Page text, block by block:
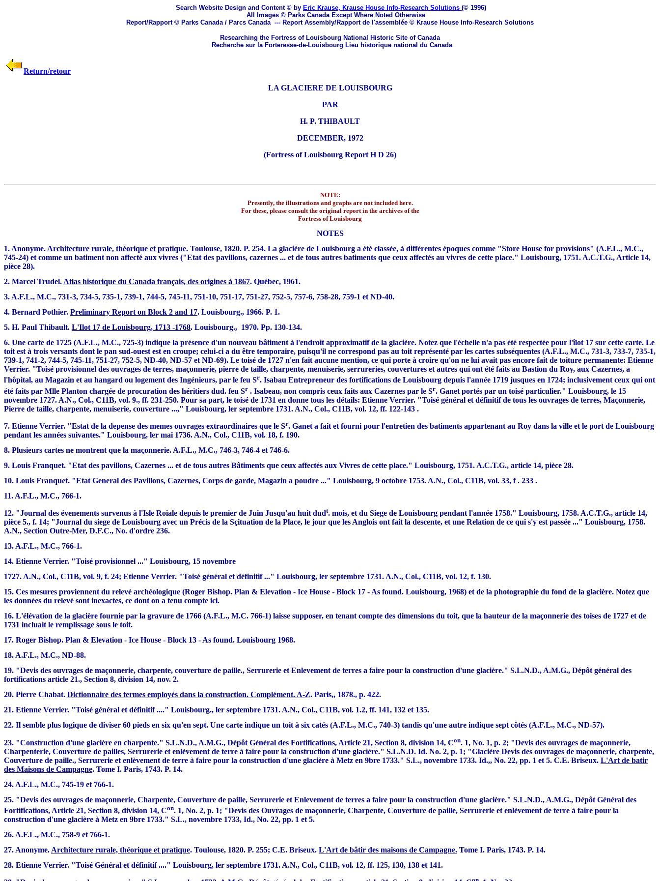
Search Website Design and Content © by Eric Krause, Krause House Info-Research Solutions (© 1996)
All Images © Parks Canada Except Where Noted Otherwise
Report/Rapport © Parks Canada / Parcs Canada --- Report Assembly/Rapport de l'assemblée © Krause House Info-Research Solutions
Researching the Fortress of Louisbourg National Historic Site of Canada
Recherche sur la Forteresse-de-Louisbourg Lieu historique national du Canada
Return/retour
LA GLACIERE DE LOUISBOURG
PAR
H. P. THIBAULT
DECEMBER, 1972
(Fortress of Louisbourg Report H D 26)
NOTE:
Presently, the illustrations and graphs are not included here.
For these, please consult the original report in the archives of the
Fortress of Louisbourg
NOTES
1. Anonyme. Architecture rurale, théorique et pratique. Toulouse, 1820. P. 254. La glacière de Louisbourg a été classée, à différentes époques comme "Store House for provisions" (A.F.L., M.C.,
745-24) et comme un batiment non affecté aux vivres ("Etat des pavillons, cazernes ... et de tous autres batiments que ceux affectés au vivres de cette place." Louisbourg, 1751. A.C.T.G., Article 14,
pièce 28).
2. Marcel Trudel. Atlas historique du Canada français, des origines à 1867. Québec, 1961.
3. A.F.L., M.C., 731-3, 734-5, 735-1, 739-1, 744-5, 745-11, 751-10, 751-17, 751-27, 752-5, 757-6, 758-28, 759-1 et ND-40.
4. Bernard Pothier. Preliminary Report on Block 2 and 17. Louisbourg., 1966. P. 1.
5. H. Paul Thibault. L'Ilot 17 de Louisbourg, 1713 -1768. Louisbourg., 1970. Pp. 130-134.
6. Une carte de 1725 (A.F.L., M.C., 725-3) indique la présence d'un nouveau bâtiment à l'endroit approximatif de la glacière. Notez que l'échelle n'a pas été respectée pour l'îlot 17 sur cette carte. Le
toit est à trois versants dont le pan sud-ouest est en croupe; celui-ci a du être temporaire, puisqu'il ne correspond pas au toit représenté par les cartes subséquentes (A.F.L., M.C., 731-3, 733-7, 735-1,
739-1, 741-2, 744-5, 745-11, 751-27, 752-5, ND-40, ND-57 et ND-69). Le toisé de 1727 n'en fait aucune mention, ce qui porte à croire qu'on ne lui avait pas encore fait de toiture permanente: Etienne
Verrier. "Toisé provisionnel des ouvrages de terres, maçonnerie, pierre de taille, charpente, menuiserie, serrureries, couvertures et autres qui ont été faits au Bastion du Roy, aux Cazernes, a
l'hôpital, au Magazin et au hangard ou logement des Ingénieurs, par le feu Sr. Isabau Entrepreneur des fortifications de Louisbourg depuis l'année 1719 jusques en 1724; inclusivement ceux qui ont
été faits par Mlle Planton chargée de procuration des héritiers dud. feu Sr . Isabeau, non compris ceux faits aux Cazernes par le Sr. Ganet portés par un toisé particulier." Louisbourg, le 15
novembre 1727. A.N., Col., C11B, vol. 9., ff. 231-250. Pour sa part, le toisé de 1731 en donne tous les détails: Etienne Verrier. "Toisé général et définitif de tous les ouvrages de terres, Maçonnerie,
Pierre de taille, charpente, menuiserie, couverture ...," Louisbourg, ler septembre 1731. A.N., Col., C11B, vol. 12, ff. 122-143 .
7. Etienne Verrier. "Estat de la depense des memes ouvrages extraordinaires que le Sr. Ganet a fait et fourni pour l'entretien des batiments appartenant au Roy dans la ville et le port de Louisbourg
pendant les années suivantes." Louisbourg, ler mai 1736. A.N., Col., C11B, vol. 18, f. 190.
8. Plusieurs cartes ne montrent que la maçonnerie. A.F.L., M.C., 746-3, 746-4 et 746-6.
9. Louis Franquet. "Etat des pavillons, Cazernes ... et de tous autres Bâtiments que ceux affectés aux Vivres de cette place." Louisbourg, 1751. A.C.T.G., article 14, pièce 28.
10. Louis Franquet. "Etat General des Pavillons, Cazernes, Corps de garde, Magazin a poudre ..." Louisbourg, 9 octobre 1753. A.N., Col., C11B, vol. 33, f . 233 .
11. A.F.L., M.C., 766-1.
12. "Journal des évenements survenus à l'Isle Roiale depuis le premier de Juin Jusqu'au huit dudt. mois, et du Siege de Louisbourg pendant l'année 1758." Louisbourg, 1758. A.C.T.G., article 14,
pièce 5., f. 14; "Journal du siege de Louisbourg avec un Précis de la Sçituation de la Place, le jour que les Anglois ont fait la descente, et une Relation de ce qui s'y est passée ..." Louisbourg, 1758.
A.N., Section Outre-Mer, D.F.C., No. d'ordre 236.
13. A.F.L., M.C., 766-1.
14. Etienne Verrier. "Toisé provisionnel ..." Louisbourg, 15 novembre
1727. A.N., Col., C11B, vol. 9, f. 24; Etienne Verrier. "Toisé général et définitif ..." Louisbourg, ler septembre 1731. A.N., Col., C11B, vol. 12, f. 130.
15. Ces mesures proviennent du relevé archéologique (Roger Bishop. Plan & Elevation - Ice House - Block 17 - As found. Louisbourg, 1968) et de la photographie du fond de la glacière. Notez que
les données du relevé sont inexactes, ce dont on a tenu compte ici.
16. L'élévation de la glacière fournie par la gravure de 1766 (A.F.L., M.C. 766-1) laisse supposer, en tenant compte des dimensions du toit, que la hauteur de la maçonnerie des toises de 1727 et de
1731 incluait le remplissage sous le toit.
17. Roger Bishop. Plan & Elevation - Ice House - Block 13 - As found. Louisbourg 1968.
18. A.F.L., M.C., ND-88.
19. "Devis des ouvrages de maçonnerie, charpente, couverture de paille., Serrurerie et Enlevement de terres a faire pour la construction d'une glacière." S.L.N.D., A.M.G., Dépôt général des
fortifications article 21., Section 8, division 14, nov. 2.
20. Pierre Chabat. Dictionnaire des termes employés dans la construction. Complément. A-Z. Paris,, 1878., p. 422.
21. Etienne Verrier. "Toisé général et définitif ...." Louisbourg., ler septembre 1731. A.N., Col., C11B, vol. 1.2, ff. 141, 132 et 135.
22. Il semble plus logique de diviser 60 pieds en six qu'en sept. Une carte indique un toit à six catés (A.F.L., M.C., 740-3) tandis qu'une autre indique sept côtés (A.F.L., M.C., ND-57).
23. "Construction d'une glacière en charpente." S.L.N.D., A.M.G., Dépôt Général des Fortifications, Article 21, Section 8, division 14, Con. 1, No. 1, p. 2; "Devis des ouvrages de maçonnerie,
Charpenterie, Couverture de pailles, Serrurerie et enlèvement de terre à faire pour la construction d'une glacière." S.L.N.D. Id. No. 2, p. 1; "Glacière Devis des ouvrages de maçonnerie, charpente,
Couverture de paille., Serrurerie et enlèvement de terre à faire pour la construction d'une glacière à Metz en 9bre 1733." S.L., novembre 1733. Id.,, No. 22, pp. 1 et 5. C.E. Briseux. L'Art de batir
des Maisons de Campagne. Tome I. Paris, 1743. P. 14.
24. A.F.L., M.C., 745-19 et 766-1.
25. "Devis des ouvrages de maçonnerie, Charpente, Couverture de paille, Serrurerie et Enlevement de terres a faire pour la construction d'une glacière." S.L.N.D., A.M.G., Dépôt Général des
Fortifications, Article 21, Section 8, division 14, Con. 1, No. 2, p. 1; "Devis des Ouvrages de maçonnerie, Charpente, Couverture de paille, Serrurerie et enlèvement de terre à faire pour la
construction d'une glacière à Metz en 9bre 1733." S.L., novembre 1733, Id., No. 22, pp. 1 et 5.
26. A.F.L., M.C., 758-9 et 766-1.
27. Anonyme. Architecture rurale, théorique et pratique. Toulouse, 1820. P. 255; C.E. Briseux. L'Art de bâtir des maisons de Campagne. Tome I. Paris, 1743. P. 14.
28. Etienne Verrier. "Toisé Général et définitif ...." Louisbourg, ler septembre 1731. A.N., Col., C11B, vol. 12, ff. 125, 130, 138 et 141.